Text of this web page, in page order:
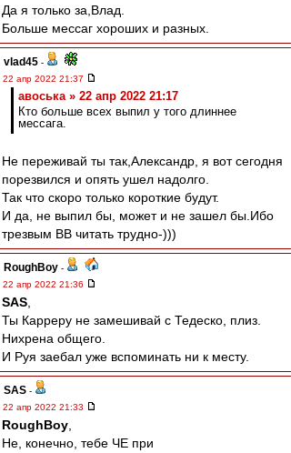
Да я только за,Влад.
Больше мессаг хороших и разных.
vlad45 -
22 апр 2022 21:37
авоська » 22 апр 2022 21:17
Кто больше всех выпил у того длиннее
мессага.
Не переживай ты так,Александр, я вот сегодня
порезвился и опять ушел надолго.
Так что скоро только короткие будут.
И да, не выпил бы, может и не зашел бы.Ибо
трезвым ВВ читать трудно-)))
RoughBoy -
22 апр 2022 21:36
SAS
Ты Карреру не замешивай с Тедеско, плиз.
Нихрена общего.
И Руя заебал уже вспоминать ни к месту.
SAS -
22 апр 2022 21:33
RoughBoy
Не, конечно, тебе ЧЕ при